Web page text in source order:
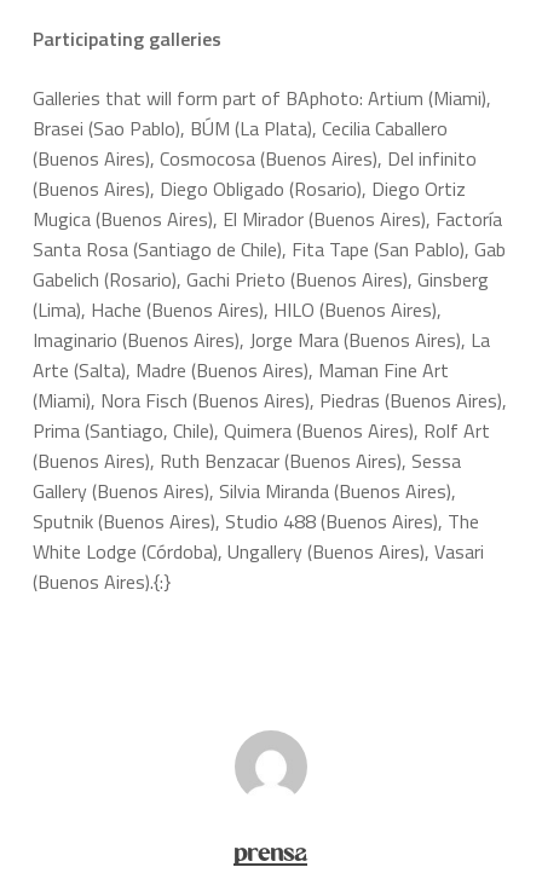
Participating galleries
Galleries that will form part of BAphoto: Artium (Miami),
Brasei (Sao Pablo), BÚM (La Plata), Cecilia Caballero
(Buenos Aires), Cosmocosa (Buenos Aires), Del infinito
(Buenos Aires), Diego Obligado (Rosario), Diego Ortiz
Mugica (Buenos Aires), El Mirador (Buenos Aires), Factoría
Santa Rosa (Santiago de Chile), Fita Tape (San Pablo), Gab
Gabelich (Rosario), Gachi Prieto (Buenos Aires), Ginsberg
(Lima), Hache (Buenos Aires), HILO (Buenos Aires),
Imaginario (Buenos Aires), Jorge Mara (Buenos Aires), La
Arte (Salta), Madre (Buenos Aires), Maman Fine Art
(Miami), Nora Fisch (Buenos Aires), Piedras (Buenos Aires),
Prima (Santiago, Chile), Quimera (Buenos Aires), Rolf Art
(Buenos Aires), Ruth Benzacar (Buenos Aires), Sessa
Gallery (Buenos Aires), Silvia Miranda (Buenos Aires),
Sputnik (Buenos Aires), Studio 488 (Buenos Aires), The
White Lodge (Córdoba), Ungallery (Buenos Aires), Vasari
(Buenos Aires).{:}
prensa